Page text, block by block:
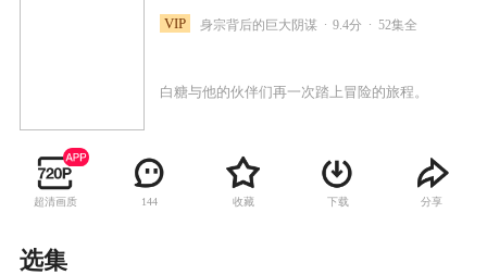
VIP 身宗背后的巨大阴谋 9.4分 52集全
白糖与他的伙伴们再一次踏上冒险的旅程。
超清画质 144 收藏 下载 分享
选集